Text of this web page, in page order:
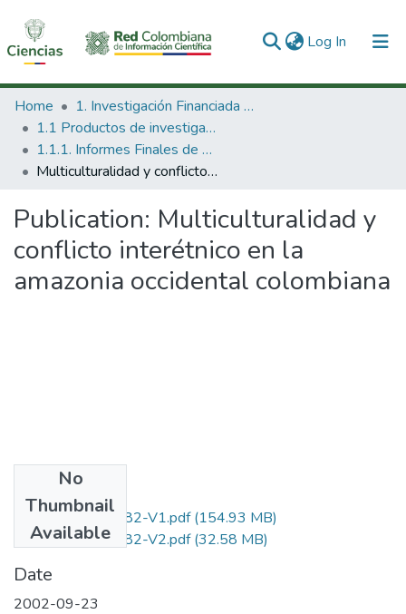
Log In (current)
Communities & Collections
All of DSpace
Statistics
Home
1. Investigación Financiada con Recursos Públicos
1.1 Productos de investigación
1.1.1. Informes Finales de Proyectos de Investigación
Multiculturalidad y conflicto interétnico en la amazonia occidental colombiana
Publication: Multiculturalidad y
conflicto interétnico en la
amazonia occidental colombiana
No
Thumbnail
Available
0196-10-10482-V1.pdf(154.93 MB)
0196-10-10482-V2.pdf(32.58 MB)
Date
2002-09-23